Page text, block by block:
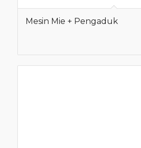
Mesin Mie + Pengaduk